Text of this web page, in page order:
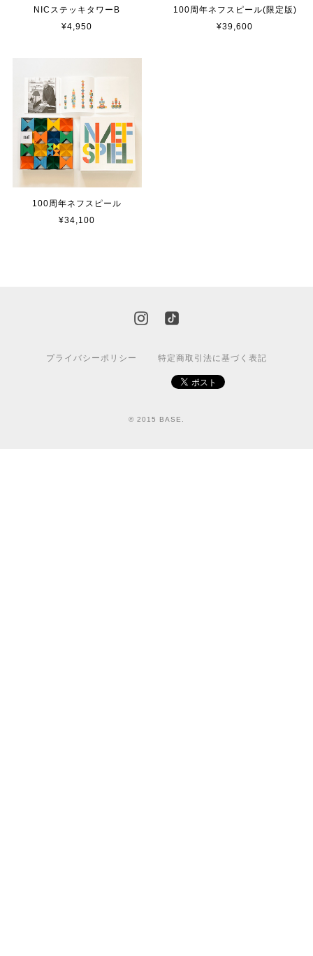
NICステッキタワーB
¥4,950
100周年ネフスピール(限定版)
¥39,600
100周年ネフスピール
¥34,100
プライバシーポリシー 特定商取引法に基づく表記
© 2015 BASE.